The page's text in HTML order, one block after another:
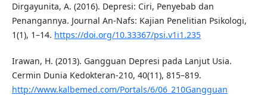
Dirgayunita, A. (2016). Depresi: Ciri, Penyebab dan
Penangannya. Journal An-Nafs: Kajian Penelitian Psikologi,
1(1), 1–14. https://doi.org/10.33367/psi.v1i1.235
Irawan, H. (2013). Gangguan Depresi pada Lanjut Usia.
Cermin Dunia Kedokteran-210, 40(11), 815–819.
http://www.kalbemed.com/Portals/6/06_210Gangguan